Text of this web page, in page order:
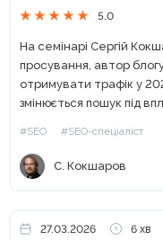
5.0
На семінарі Сергій
просування, автор
отримувати трафік у
змінюється пошук під
#SEO #SEO-спеціаліст
С. Кокшаров
27.03.2026 6 хв